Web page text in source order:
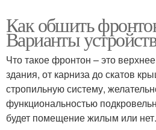
Как обшить
Варианты
Что такое фронтон – это
здания, от карниза до скатов
стропильную систему,
функциональностью
будет помещение жилым или нет.